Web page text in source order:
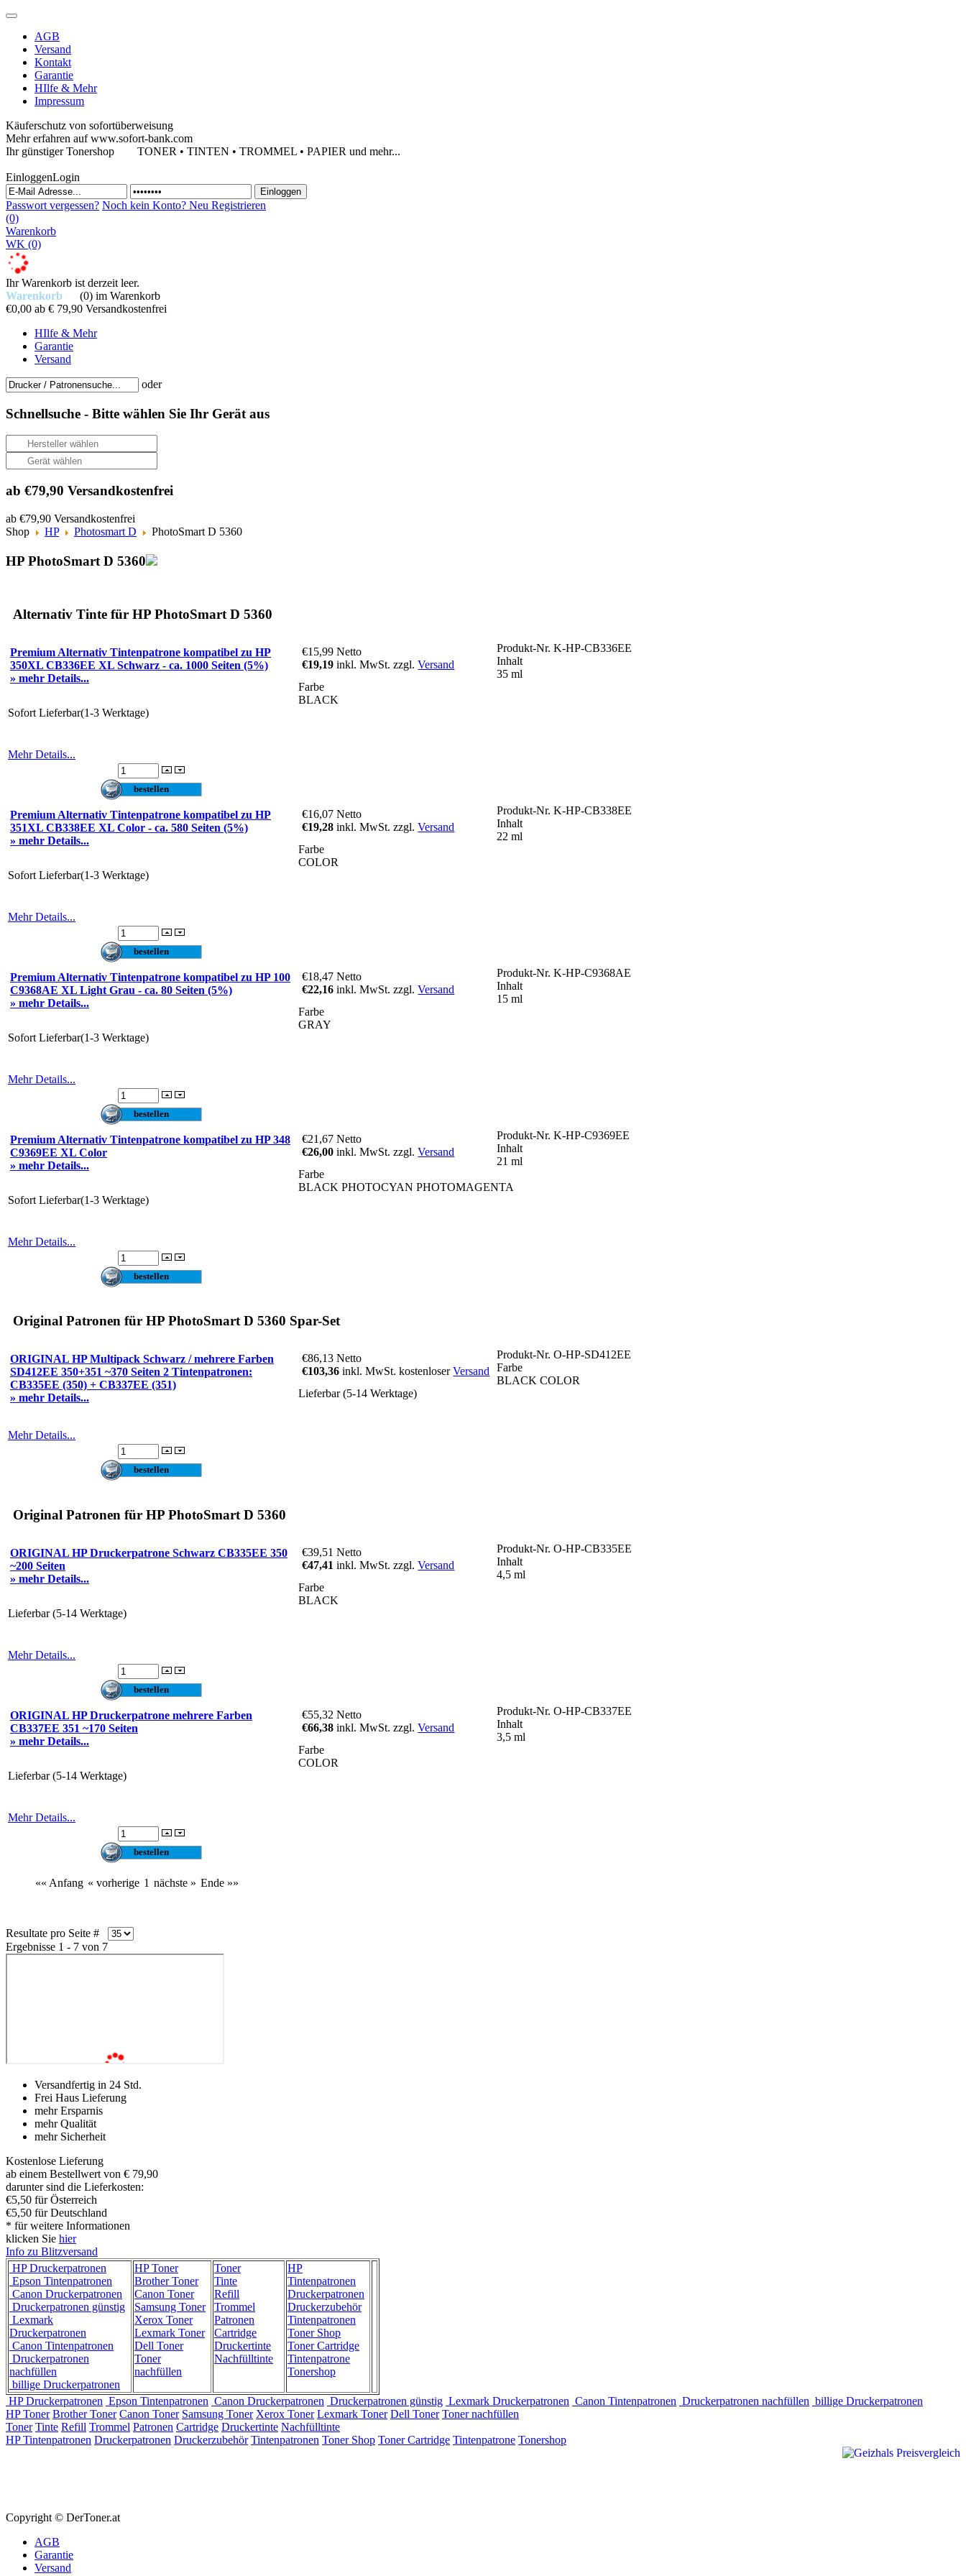
AGB
Versand
Kontakt
Garantie
HIlfe & Mehr
Impressum
Käuferschutz von sofortüberweisung
Mehr erfahren auf www.sofort-bank.com
Ihr günstiger Tonershop TONER • TINTEN • TROMMEL • PAPIER und mehr...
EinloggenLogin
Passwort vergessen? Noch kein Konto? Neu Registrieren
(0)
Warenkorb
WK (0)
Ihr Warenkorb ist derzeit leer.
Warenkorb
(0) im Warenkorb
€0,00 ab € 79,90 Versandkostenfrei
HIlfe & Mehr
Garantie
Versand
oder
Schnellsuche - Bitte wählen Sie Ihr Gerät aus
ab €79,90 Versandkostenfrei
ab €79,90 Versandkostenfrei
Shop
HP Photosmart D PhotoSmart D 5360
HP PhotoSmart D 5360
Alternativ Tinte für HP PhotoSmart D 5360
Premium Alternativ Tintenpatrone kompatibel zu HP
350XL CB336EE XL Schwarz - ca. 1000 Seiten (5%)
» mehr Details...
€15,99Netto
€19,19inkl. MwSt. zzgl.Versand
Produkt-Nr. K-HP-CB336EE
Inhalt
35 ml
Farbe
BLACK
Sofort Lieferbar(1-3 Werktage)
Mehr Details...
Premium Alternativ Tintenpatrone kompatibel zu HP
351XL CB338EE XL Color - ca. 580 Seiten (5%)
» mehr Details...
€16,07Netto
€19,28inkl. MwSt. zzgl.Versand
Produkt-Nr. K-HP-CB338EE
Inhalt
22 ml
Farbe
COLOR
Sofort Lieferbar(1-3 Werktage)
Mehr Details...
Premium Alternativ Tintenpatrone kompatibel zu HP 100
C9368AE XL Light Grau - ca. 80 Seiten (5%)
» mehr Details...
€18,47Netto
€22,16inkl. MwSt. zzgl.Versand
Produkt-Nr. K-HP-C9368AE
Inhalt
15 ml
Farbe
GRAY
Sofort Lieferbar(1-3 Werktage)
Mehr Details...
Premium Alternativ Tintenpatrone kompatibel zu HP 348
C9369EE XL Color
» mehr Details...
€21,67Netto
€26,00inkl. MwSt. zzgl.Versand
Produkt-Nr. K-HP-C9369EE
Inhalt
21 ml
Farbe
BLACK PHOTOCYAN PHOTOMAGENTA
Sofort Lieferbar(1-3 Werktage)
Mehr Details...
Original Patronen für HP PhotoSmart D 5360 Spar-Set
ORIGINAL HP Multipack Schwarz / mehrere Farben
SD412EE 350+351 ~370 Seiten 2 Tintenpatronen:
CB335EE (350) + CB337EE (351)
» mehr Details...
€86,13Netto
€103,36inkl. MwSt. kostenloserVersand
Produkt-Nr. O-HP-SD412EE
Farbe
BLACK COLOR
Lieferbar (5-14 Werktage)
Mehr Details...
Original Patronen für HP PhotoSmart D 5360
ORIGINAL HP Druckerpatrone Schwarz CB335EE 350
~200 Seiten
» mehr Details...
€39,51Netto
€47,41inkl. MwSt. zzgl.Versand
Produkt-Nr. O-HP-CB335EE
Inhalt
4,5 ml
Farbe
BLACK
Lieferbar (5-14 Werktage)
Mehr Details...
ORIGINAL HP Druckerpatrone mehrere Farben
CB337EE 351 ~170 Seiten
» mehr Details...
€55,32Netto
€66,38inkl. MwSt. zzgl.Versand
Produkt-Nr. O-HP-CB337EE
Inhalt
3,5 ml
Farbe
COLOR
Lieferbar (5-14 Werktage)
Mehr Details...
«« Anfang « vorherige 1 nächste » Ende »»
Resultate pro Seite #
Ergebnisse 1 - 7 von 7
Versandfertig in 24 Std.
Frei Haus Lieferung
mehr Ersparnis
mehr Qualität
mehr Sicherheit
Kostenlose Lieferung
ab einem Bestellwert von € 79,90
darunter sind die Lieferkosten:
€5,50 für Österreich
€5,50 für Deutschland
* für weitere Informationen
klicken Sie hier
Info zu Blitzversand
HP Druckerpatronen
Epson Tintenpatronen
Canon Druckerpatronen
Druckerpatronen günstig
Lexmark
Druckerpatronen
Canon Tintenpatronen
Druckerpatronen
nachfüllen
billige Druckerpatronen
HP Toner
Brother Toner
Canon Toner
Samsung Toner
Xerox Toner
Lexmark Toner
Dell Toner
Toner
nachfüllen
Toner
Tinte
Refill
Trommel
Patronen
Cartridge
Druckertinte
Nachfülltinte
HP
Tintenpatronen
Druckerpatronen
Druckerzubehör
Tintenpatronen
Toner Shop
Toner Cartridge
Tintenpatrone
Tonershop
HP Druckerpatronen Epson Tintenpatronen Canon Druckerpatronen Druckerpatronen günstig Lexmark Druckerpatronen Canon Tintenpatronen Druckerpatronen nachfüllen billige Druckerpatronen
HP Toner Brother Toner Canon Toner Samsung Toner Xerox Toner Lexmark Toner Dell Toner Toner nachfüllen
Toner Tinte Refill Trommel Patronen Cartridge Druckertinte Nachfülltinte
HP Tintenpatronen Druckerpatronen Druckerzubehör Tintenpatronen Toner Shop Toner Cartridge Tintenpatrone Tonershop
Copyright © DerToner.at
AGB
Garantie
Versand